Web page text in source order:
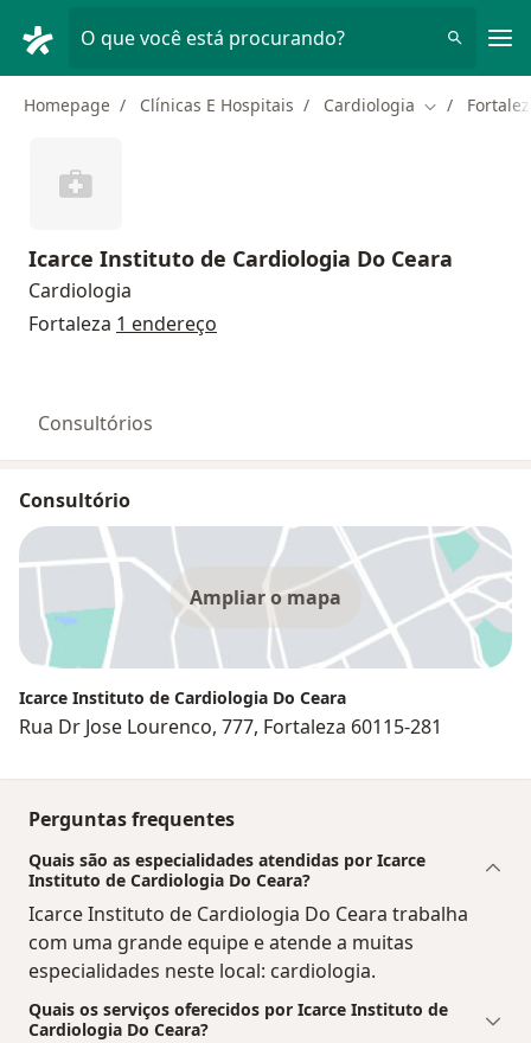
O que você está procurando?
Homepage Clínicas E Hospitais Cardiologia Mudar de
Icarce Instituto de Cardiologia Do Ceara
Cardiologia
Fortaleza 1 endereço
Consultórios
Consultório
Ampliar o mapa
Icarce Instituto de Cardiologia Do Ceara
Rua Dr Jose Lourenco, 777, Fortaleza 60115-281
Perguntas frequentes
Quais são as especialidades atendidas por Icarce
Instituto de Cardiologia Do Ceara?
Icarce Instituto de Cardiologia Do Ceara trabalha
com uma grande equipe e atende a muitas
especialidades neste local: cardiologia.
Quais os serviços oferecidos por Icarce Instituto de
Cardiologia Do Ceara?